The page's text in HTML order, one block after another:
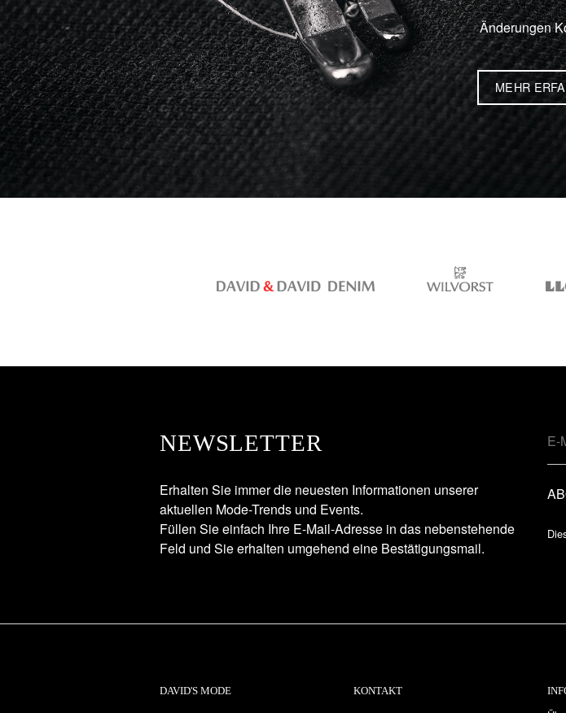
Änderungen
MEHR
NEWSLETTER
Erhalten Sie immer die neuesten Informationen unserer
aktuellen Mode-Trends und Events.
Füllen Sie einfach Ihre E-Mail-Adresse in das nebenstehende
Feld und Sie erhalten umgehend eine Bestätigungsmail.
DAVID'S MODE KONTAKT